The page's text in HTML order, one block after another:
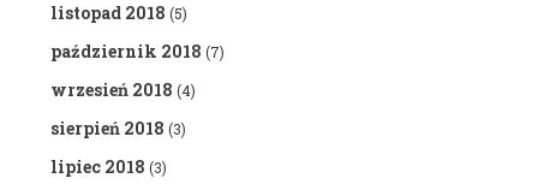
listopad 2018 (5)
październik 2018 (7)
wrzesień 2018 (4)
sierpień 2018 (3)
lipiec 2018 (3)